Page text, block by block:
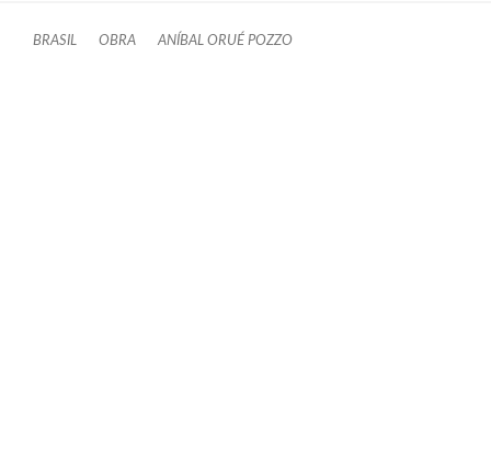
BRASIL OBRA ANÍBAL ORUÉ POZZO